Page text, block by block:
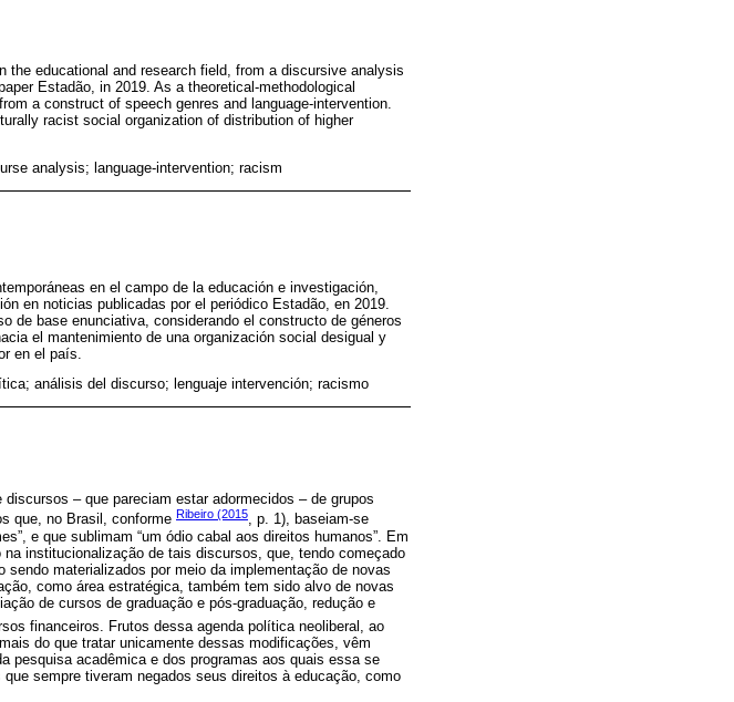
educational and research field, from a discursive analysis
Estadão, in 2019. As a theoretical-methodological
a construct of speech genres and language-intervention.
racist social organization of distribution of higher
analysis; language-intervention; racism
en el campo de la educación e investigación,
en noticias publicadas por el periódico Estadão, en 2019.
de base enunciativa, considerando el constructo de géneros
el mantenimiento de una organización social desigual y
en el país.
análisis del discurso; lenguaje intervención; racismo
‒ que pareciam estar adormecidos ‒ de grupos
que, no Brasil, conforme Ribeiro (2015, p. 1), baseiam-se
e que sublimam “um ódio cabal aos direitos humanos”. Em
institucionalização de tais discursos, que, tendo começado
materializados por meio da implementação de novas
como área estratégica, também tem sido alvo de novas
de cursos de graduação e pós-graduação, redução e
financeiros. Frutos dessa agenda política neoliberal, ao
do que tratar unicamente dessas modificações, vêm
pesquisa acadêmica e dos programas aos quais essa se
sempre tiveram negados seus direitos à educação, como